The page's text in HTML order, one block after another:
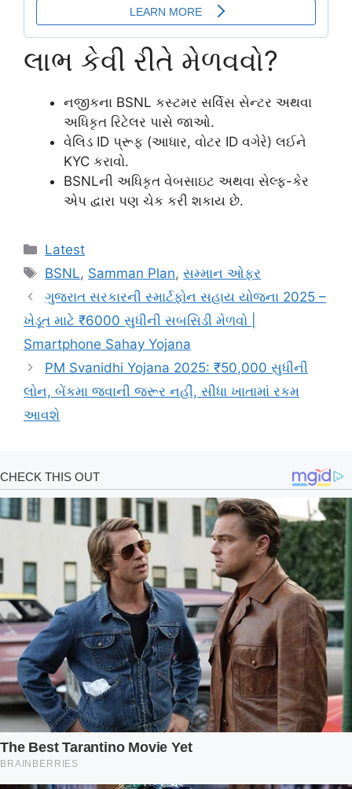
લાભ કેવી રીતે મેળવવો?
નજીકના BSNL કસ્ટમર સર્વિસ સેન્ટર અથવા
અધિકૃત રિટેલર પાસે જાઓ.
વેલિડ ID પ્રૂફ (આધાર, વોટર ID વગેરે) લઈને
KYC કરાવો.
BSNLની અધિકૃત વેબસાઇટ અથવા સેલ્ફ-કેર
એપ દ્વારા પણ ચેક કરી શકાય છે.
Categories
Latest
Tags
BSNL, Samman Plan,સમ્માન ઓફર
ગુજરાત સરકારની સ્માર્ટફોન સહાય યોજના 2025 –
ખેડૂત માટે ₹6000 સુધીની સબસિડી મેળવો |
Smartphone Sahay Yojana
PM Svanidhi Yojana 2025: ₹50,000 સુધીની
લોન, બેંકમા જવાની જરૂર નહીં, સીધા ખાતામાં રકમ
આવશે